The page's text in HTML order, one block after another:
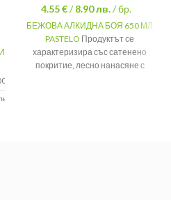
литра
орех
4.55 €/8.90лв./ бр.
БЕЖОВА АЛКИДНА БОЯ 650 МЛ
PASTELO Продуктът се
характеризира със сатенено
покритие, лесно нанасяне с